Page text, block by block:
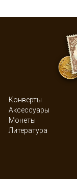
Конверты
Аксессуары
Монеты
Литература